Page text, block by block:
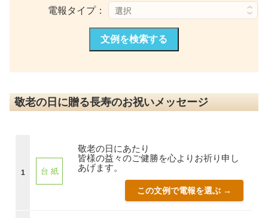
電報タイプ：
文例を検索する
敬老の日に贈る長寿のお祝いメッセージ
1 台 紙
敬老の日にあたり
皆様の益々のご健勝を心よりお祈り申し
あげます。
この文例で電報を選ぶ →